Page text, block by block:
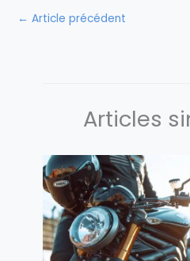
← Article précédent
Articles